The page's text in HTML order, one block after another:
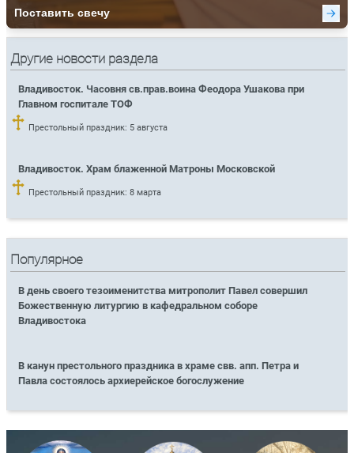
Другие новости раздела
Владивосток. Часовня св.прав.воина Феодора Ушакова при
Главном госпитале ТОФ
Престольный праздник: 5 августа
Владивосток. Храм блаженной Матроны Московской
Престольный праздник: 8 марта
Популярное
В день своего тезоименитства митрополит Павел совершил
Божественную литургию в кафедральном соборе
Владивостока
В канун престольного праздника в храме свв. апп. Петра и
Павла состоялось архиерейское богослужение